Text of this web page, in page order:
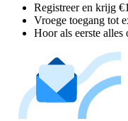
Registreer en krijg
Vroege toegang tot
Hoor als eerste